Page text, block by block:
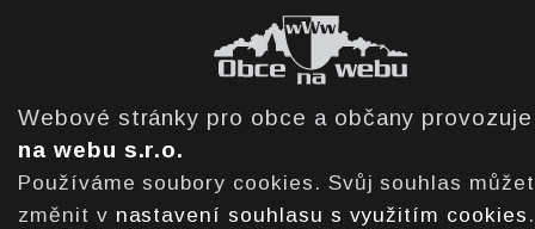
Webové stránky pro obce a občany
na webu s.r.o.
Používáme soubory cookies. Svůj souhlas
změnit v nastavení souhlasu s využitím cookies .